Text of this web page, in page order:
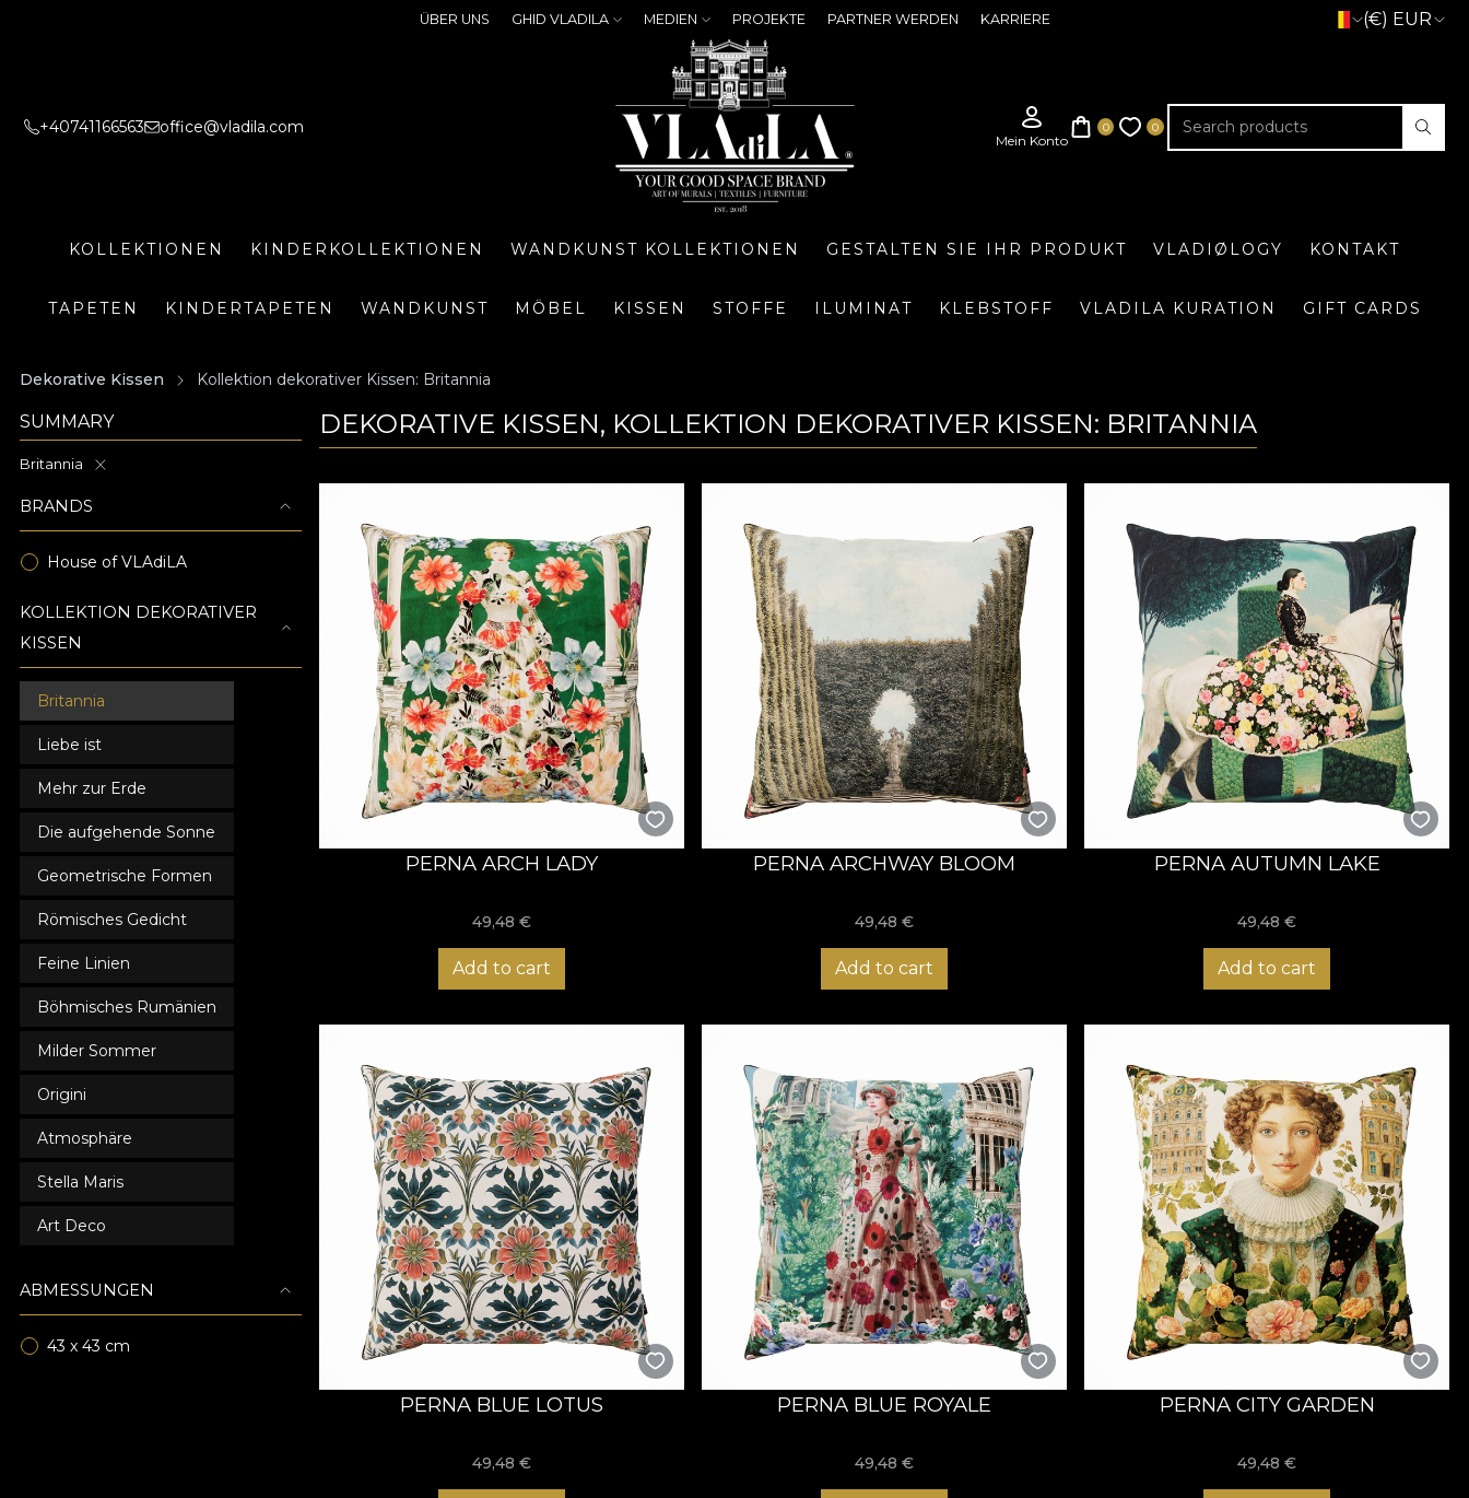
ÜBER UNS GHID VLADILA MEDIEN PROJEKTE PARTNER WERDEN KARRIERE (€) EUR
+40741166563 office@vladila.com
KOLLEKTIONEN KINDERKOLLEKTIONEN WANDKUNST KOLLEKTIONEN GESTALTEN SIE IHR PRODUKT VLADIØLOGY KONTAKT
TAPETEN KINDERTAPETEN WANDKUNST MÖBEL KISSEN STOFFE ILUMINAT KLEBSTOFF VLADILA KURATION GIFT CARDS
Dekorative Kissen Kollektion dekorativer Kissen: Britannia
SUMMARY
Britannia
BRANDS
House of VLAdiLA
KOLLEKTION DEKORATIVER
KISSEN
Britannia
Liebe ist
Mehr zur Erde
Die aufgehende Sonne
Geometrische Formen
Römisches Gedicht
Feine Linien
Böhmisches Rumänien
Milder Sommer
Origini
Atmosphäre
Stella Maris
Art Deco
ABMESSUNGEN
43 x 43 cm
DEKORATIVE KISSEN, KOLLEKTION DEKORATIVER KISSEN: BRITANNIA
PERNA ARCH LADY
49,48€
Add to cart
PERNA ARCHWAY BLOOM
49,48€
Add to cart
PERNA AUTUMN LAKE
49,48€
Add to cart
PERNA BLUE LOTUS
49,48€
PERNA BLUE ROYALE
49,48€
PERNA CITY GARDEN
49,48€